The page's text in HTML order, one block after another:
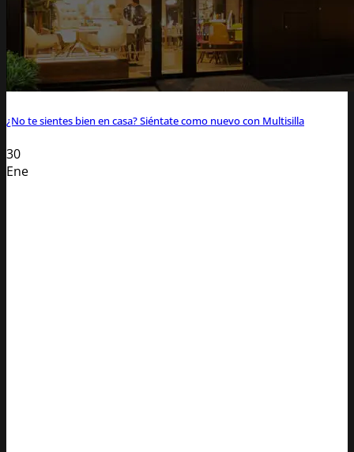
¿No te sientes bien en casa? Siéntate como nuevo con Multisilla
30
Ene